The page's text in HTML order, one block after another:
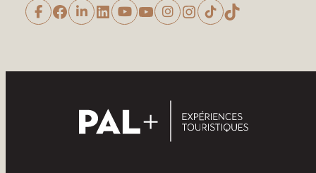
FacebookLinkedInYouTubeInstagram
TikTok